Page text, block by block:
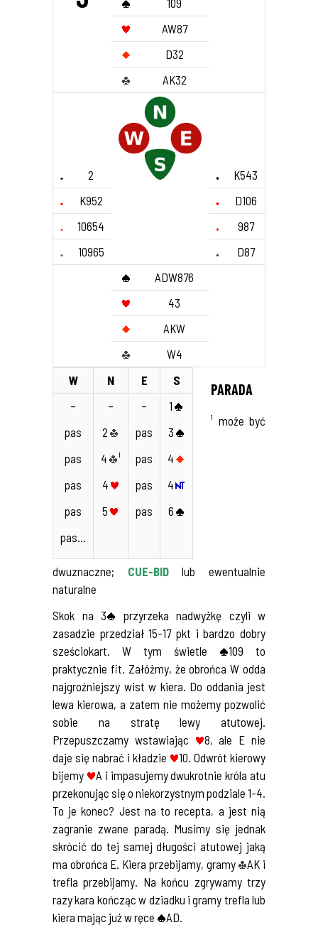
109
AW87
D32
AK32
2
K543
K952
D106
10654
987
10965
D87
ADW876
43
AKW
W4
W
N E
S
–
pas
pas
pas
pas
pas…
–
2
4
¹
4
5
–
pas
pas
pas
pas
1
3
4
4
6
PARADA
¹ może być
dwuznaczne; CUE-BIDlub ewentualnie
naturalne
Skok na 3
przyrzeka nadwyżkę czyli w
zasadzie przedział 15-17 pkt i bardzo dobry
sześciokart. W tym świetle
109 to
praktycznie fit. Załóżmy, że obrońca W odda
najgroźniejszy wist w kiera. Do oddania jest
lewa kierowa, a zatem nie możemy pozwolić
sobie na stratę lewy atutowej.
Przepuszczamy wstawiając
8, ale E nie
daje się nabrać i kładzie
10. Odwrót kierowy
bijemy
A i impasujemy dwukrotnie króla atu
przekonując się o niekorzystnym podziale 1-4.
To je konec? Jest na to recepta, a jest nią
zagranie zwane paradą. Musimy się jednak
skrócić do tej samej długości atutowej jaką
ma obrońca E. Kiera przebijamy, gramy
AK i
trefla przebijamy. Na końcu zgrywamy trzy
razy kara kończąc w dziadku i gramy trefla lub
kiera mając już w ręce
AD.